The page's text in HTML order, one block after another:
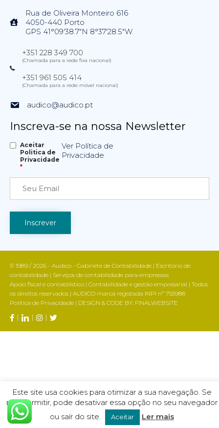
Rua de Oliveira Monteiro 616
4050-440 Porto
GPS 41°09'38.7"N 8°37'28.5"W
+351 228 349 700
(Chamada para a rede fixa nacional)
+351 961 505 414
(Chamada para a rede móvel nacional)
audico@audico.pt
Inscreva-se na nossa Newsletter
Aceitar
Politica de
Privacidade
*
Ver Política de
Privacidade
© 1989 / 2026 - Audico - Gabinete de Contabilidade | Escritório de
contabilidade | Serviços de contabilidade para empresass
Apoio fiscal e contabilístico | Contabilidade e gestão empresarial | Todos
os direitos reservados | AUDICO marca registada INPI nº 755988
Política de Privacidade | DESIGN & CODE BY: FINALWEBSITE
Este site usa cookies para otimizar a sua navegação. Se
não permitir, pode desativar essa opção no seu navegador
ou saír do site.
Aceitar Ler mais